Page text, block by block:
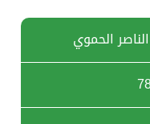
الحموي